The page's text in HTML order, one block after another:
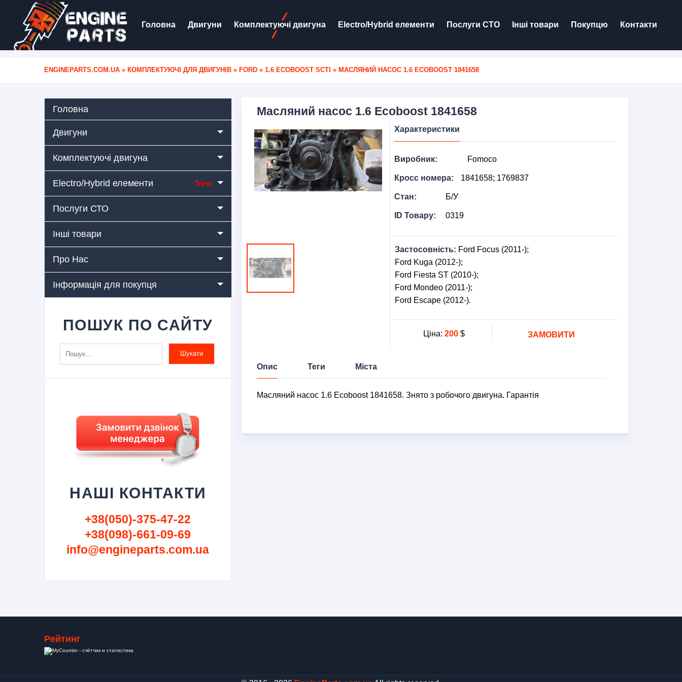
Головна Двигуни Комплектуючі двигуна Electro/Hybrid елементи Послуги СТО Інші товари Покупцю Контакти
ENGINEPARTS.COM.UA » КОМПЛЕКТУЮЧІ ДЛЯ ДВИГУНІВ » FORD » 1.6 ECOBOOST SCTI » МАСЛЯНИЙ НАСОС 1.6 ECOBOOST 1841658
Головна
Двигуни
Комплектуючі двигуна
Electro/Hybrid елементи New
Послуги СТО
Інші товари
Про Нас
Інформація для покупця
ПОШУК ПО САЙТУ
Шукати
НАШІ КОНТАКТИ
+38(050)-375-47-22
+38(098)-661-09-69
info@engineparts.com.ua
Масляний насос 1.6 Ecoboost 1841658
Характеристики
Виробник: Fomoco
Кросс номера: 1841658; 1769837
Стан: Б/У
ID Товару: 0319
Застосовність: Ford Focus (2011-);
Ford Kuga (2012-);
Ford Fiesta ST (2010-);
Ford Mondeo (2011-);
Ford Escape (2012-).
Ціна: 200$ ЗАМОВИТИ
Опис Теги Міста
Масляний насос 1.6 Ecoboost 1841658. Знято з робочого двигуна. Гарантія
Рейтинг